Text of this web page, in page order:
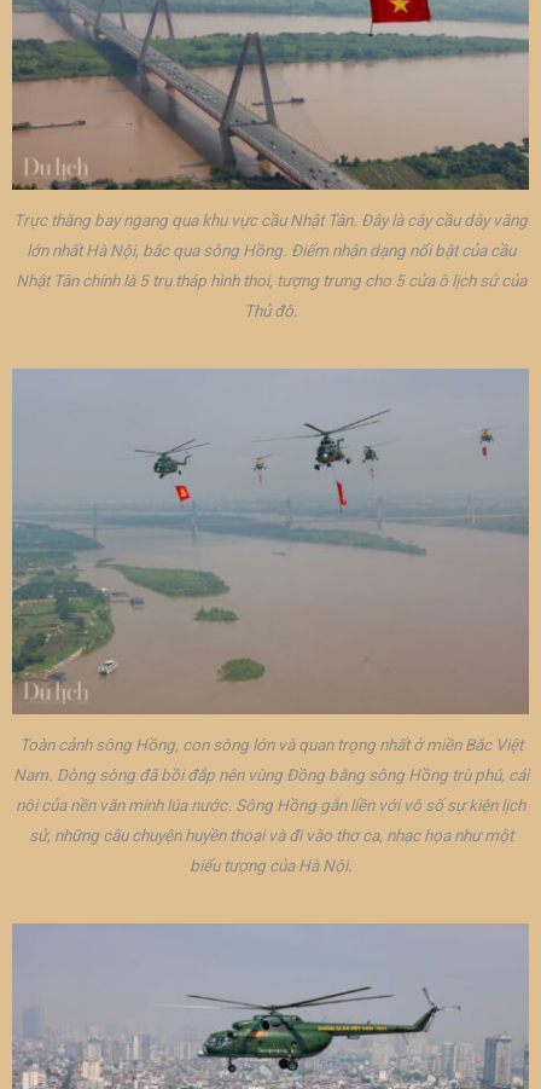
Trực thăng bay ngang qua khu vực cầu Nhật Tân. Đây là cây cầu dây văng
lớn nhất Hà Nội, bắc qua sông Hồng. Điểm nhận dạng nổi bật của cầu
Nhật Tân chính là 5 trụ tháp hình thoi, tượng trưng cho 5 cửa ô lịch sử của
Thủ đô.
Toàn cảnh sông Hồng, con sông lớn và quan trọng nhất ở miền Bắc Việt
Nam. Dòng sông đã bồi đắp nên vùng Đồng bằng sông Hồng trù phú, cái
nôi của nền văn minh lúa nước. Sông Hồng gắn liền với vô số sự kiện lịch
sử, những câu chuyện huyền thoại và đi vào thơ ca, nhạc họa như một
biểu tượng của Hà Nội.